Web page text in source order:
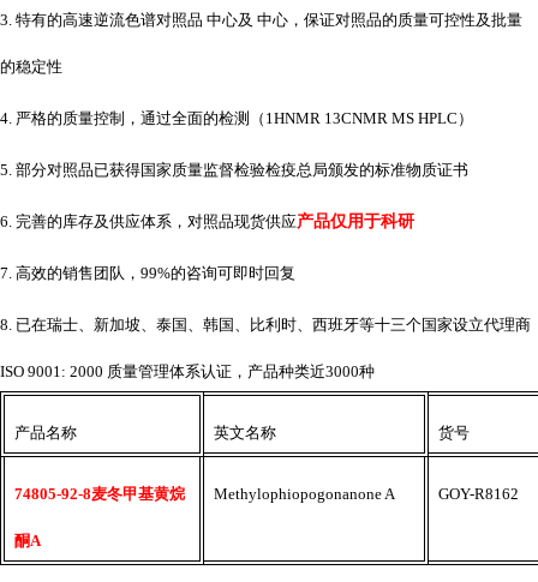
3. 特有的高速逆流色谱对照品 中心及 中心，保证对照品的质量可控性及批量
的稳定性
4. 严格的质量控制，通过全面的检测（1HNMR 13CNMR MS HPLC）
5. 部分对照品已获得国家质量监督检验检疫总局颁发的标准物质证书
6. 完善的库存及供应体系，对照品现货供应产品仅用于科研
7. 高效的销售团队，99%的咨询可即时回复
8. 已在瑞士、新加坡、泰国、韩国、比利时、西班牙等十三个国家设立代理商
ISO 9001: 2000 质量管理体系认证，产品种类近3000种
产品名称 英文名称 货号
74805-92-8麦冬甲基黄烷
酮A
Methylophiopogonanone A GOY-R8162